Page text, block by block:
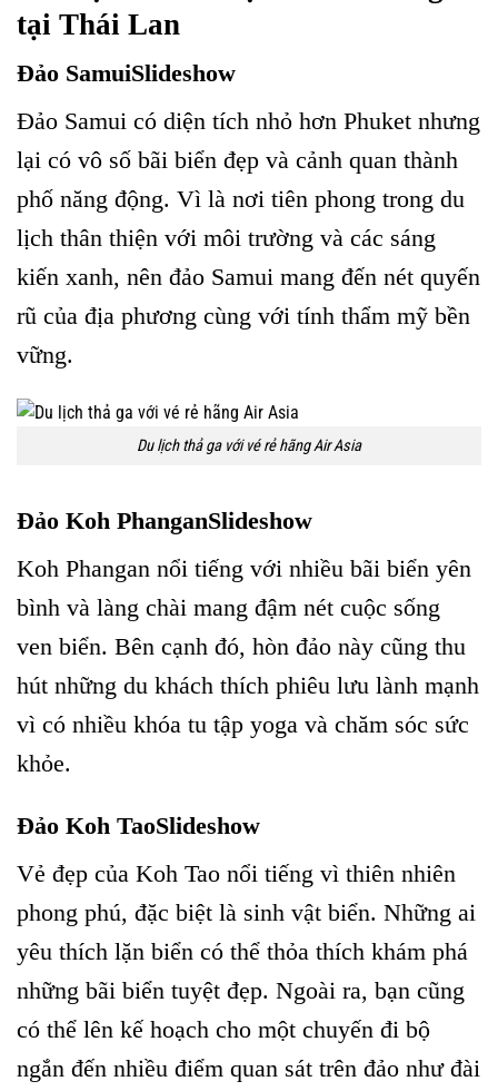
tại Thái Lan
Đảo SamuiSlideshow
Đảo Samui có diện tích nhỏ hơn Phuket nhưng
lại có vô số bãi biển đẹp và cảnh quan thành
phố năng động. Vì là nơi tiên phong trong du
lịch thân thiện với môi trường và các sáng
kiến ​​xanh, nên đảo Samui mang đến nét quyến
rũ của địa phương cùng với tính thẩm mỹ bền
vững.
Du lịch thả ga với vé rẻ hãng Air Asia
Đảo Koh PhanganSlideshow
Koh Phangan nổi tiếng với nhiều bãi biển yên
bình và làng chài mang đậm nét cuộc sống
ven biển. Bên cạnh đó, hòn đảo này cũng thu
hút những du khách thích phiêu lưu lành mạnh
vì có nhiều khóa tu tập yoga và chăm sóc sức
khỏe.
Đảo Koh TaoSlideshow
Vẻ đẹp của Koh Tao nổi tiếng vì thiên nhiên
phong phú, đặc biệt là sinh vật biển. Những ai
yêu thích lặn biển có thể thỏa thích khám phá
những bãi biển tuyệt đẹp. Ngoài ra, bạn cũng
có thể lên kế hoạch cho một chuyến đi bộ
ngắn đến nhiều điểm quan sát trên đảo như đài